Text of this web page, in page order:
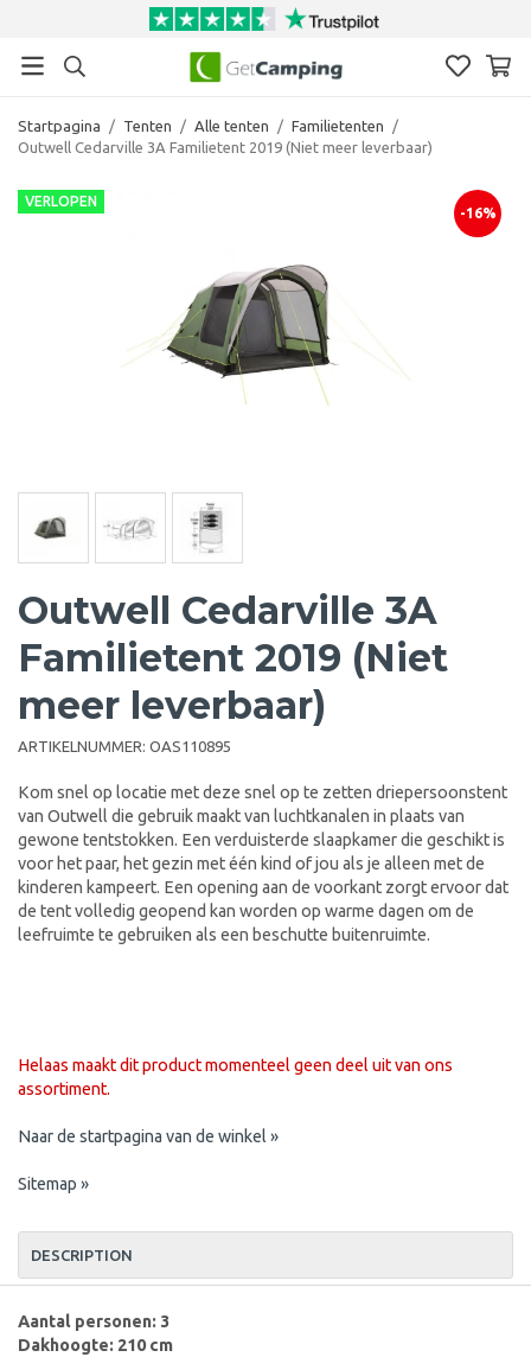
Startpagina / Tenten / Alle tenten / Familietenten
/
Outwell Cedarville 3A Familietent 2019 (Niet meer leverbaar)
VERLOPEN
-16%
Outwell Cedarville 3A
Familietent 2019 (Niet
meer leverbaar)
ARTIKELNUMMER: OAS110895
Kom snel op locatie met deze snel op te zetten driepersoonstent
van Outwell die gebruik maakt van luchtkanalen in plaats van
gewone tentstokken. Een verduisterde slaapkamer die geschikt is
voor het paar, het gezin met één kind of jou als je alleen met de
kinderen kampeert. Een opening aan de voorkant zorgt ervoor dat
de tent volledig geopend kan worden op warme dagen om de
leefruimte te gebruiken als een beschutte buitenruimte.
Helaas maakt dit product momenteel geen deel uit van ons
assortiment.
Naar de startpagina van de winkel »
Sitemap »
DESCRIPTION
Aantal personen: 3
Dakhoogte: 210 cm